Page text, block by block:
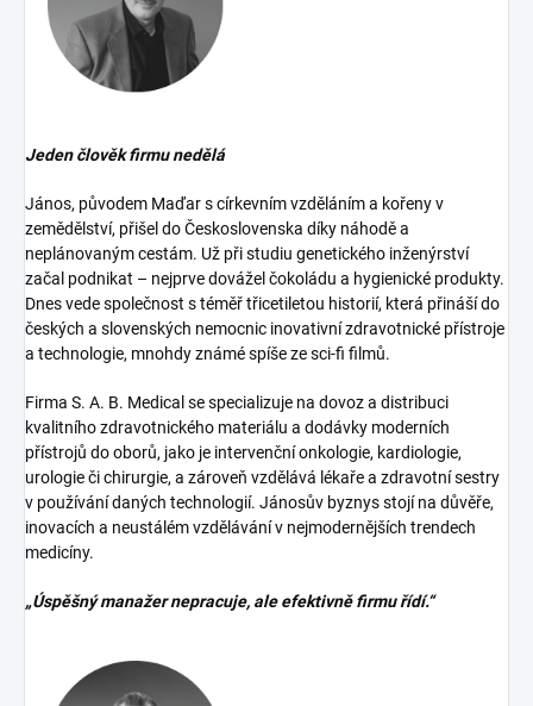
Jeden člověk firmu nedělá
János, původem Maďar s církevním vzděláním a kořeny v
zemědělství, přišel do Československa díky náhodě a
neplánovaným cestám. Už při studiu genetického inženýrství
začal podnikat – nejprve dovážel čokoládu a hygienické produkty.
Dnes vede společnost s téměř třicetiletou historií, která přináší do
českých a slovenských nemocnic inovativní zdravotnické přístroje
a technologie, mnohdy známé spíše ze sci-fi filmů.
Firma S. A. B. Medical se specializuje na dovoz a distribuci
kvalitního zdravotnického materiálu a dodávky moderních
přístrojů do oborů, jako je intervenční onkologie, kardiologie,
urologie či chirurgie, a zároveň vzdělává lékaře a zdravotní sestry
v používání daných technologií. Jánosův byznys stojí na důvěře,
inovacích a neustálém vzdělávání v nejmodernějších trendech
medicíny.
„Úspěšný manažer nepracuje, ale efektivně firmu řídí.“